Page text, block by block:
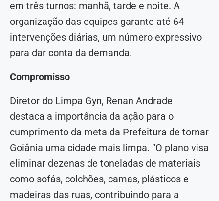
em três turnos: manhã, tarde e noite. A
organização das equipes garante até 64
intervenções diárias, um número expressivo
para dar conta da demanda.
Compromisso
Diretor do Limpa Gyn, Renan Andrade
destaca a importância da ação para o
cumprimento da meta da Prefeitura de tornar
Goiânia uma cidade mais limpa. “O plano visa
eliminar dezenas de toneladas de materiais
como sofás, colchões, camas, plásticos e
madeiras das ruas, contribuindo para a